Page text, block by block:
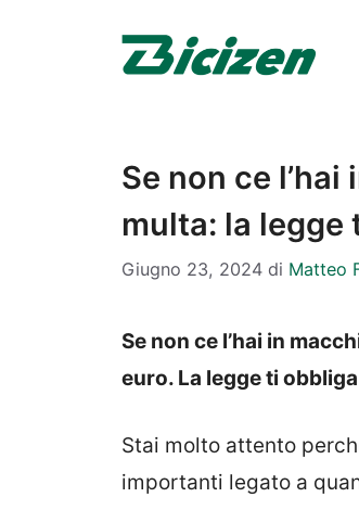
Se non ce
multa: la
Giugno 23, 2024 di Matteo
Se non ce l’hai in
euro. La legge ti
Stai molto attento
importanti legato a